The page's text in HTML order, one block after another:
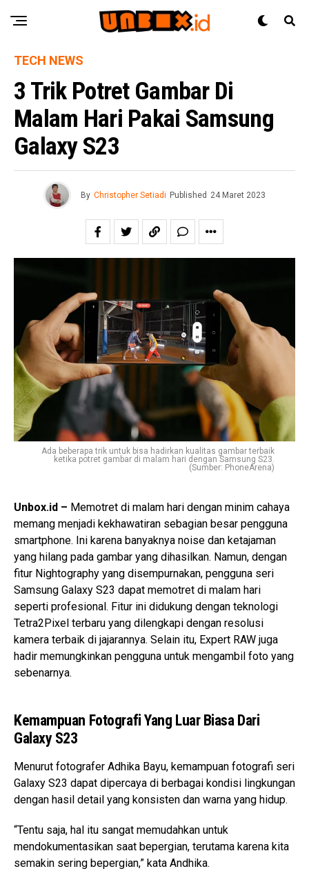
TECH NEWS
3 Trik Potret Gambar Di
Malam Hari Pakai Samsung
Galaxy S23
By Christopher Setiadi Published 24 Maret 2023
Ada beberapa trik untuk bisa hadirkan kualitas gambar terbaik
ketika potret gambar di malam hari dengan Samsung S23.
(Sumber: PhoneArena)
Unbox.id – Memotret di malam hari dengan minim cahaya
memang menjadi kekhawatiran sebagian besar pengguna
smartphone. Ini karena banyaknya noise dan ketajaman
yang hilang pada gambar yang dihasilkan. Namun, dengan
fitur Nightography yang disempurnakan, pengguna seri
Samsung Galaxy S23 dapat memotret di malam hari
seperti profesional. Fitur ini didukung dengan teknologi
Tetra2Pixel terbaru yang dilengkapi dengan resolusi
kamera terbaik di jajarannya. Selain itu, Expert RAW juga
hadir memungkinkan pengguna untuk mengambil foto yang
sebenarnya.
Kemampuan Fotografi Yang Luar Biasa Dari
Galaxy S23
Menurut fotografer Adhika Bayu, kemampuan fotografi seri
Galaxy S23 dapat dipercaya di berbagai kondisi lingkungan
dengan hasil detail yang konsisten dan warna yang hidup.
“Tentu saja, hal itu sangat memudahkan untuk
mendokumentasikan saat bepergian, terutama karena kita
semakin sering bepergian,” kata Andhika.